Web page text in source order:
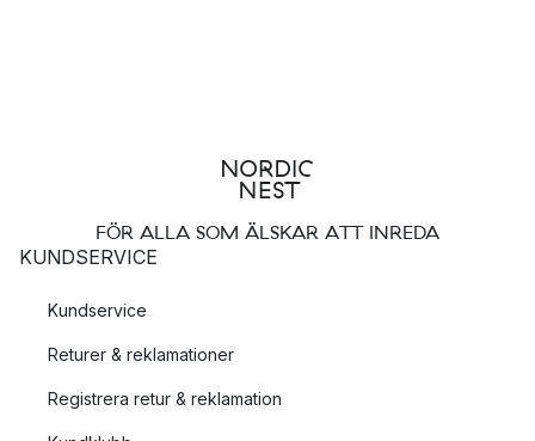
FÖR ALLA SOM ÄLSKAR ATT INREDA
KUNDSERVICE
Kundservice
Returer & reklamationer
Registrera retur & reklamation